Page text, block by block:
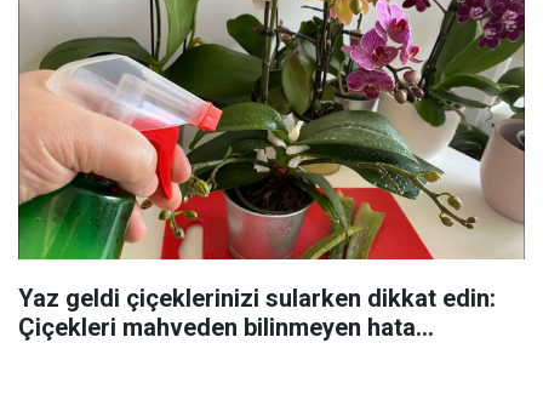
Yaz geldi çiçeklerinizi sularken dikkat edin:
Çiçekleri mahveden bilinmeyen hata...